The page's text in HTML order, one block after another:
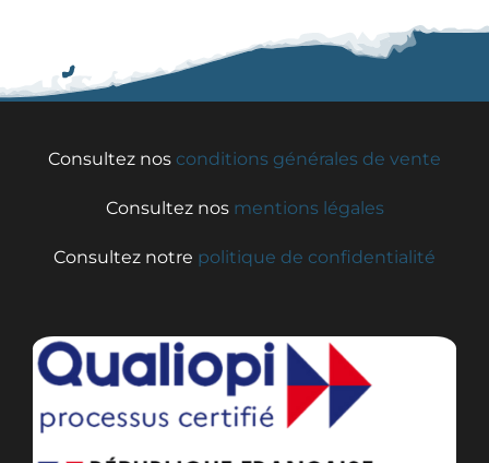
Consultez nos conditions générales de vente
Consultez nos mentions légales
Consultez notre politique de confidentialité